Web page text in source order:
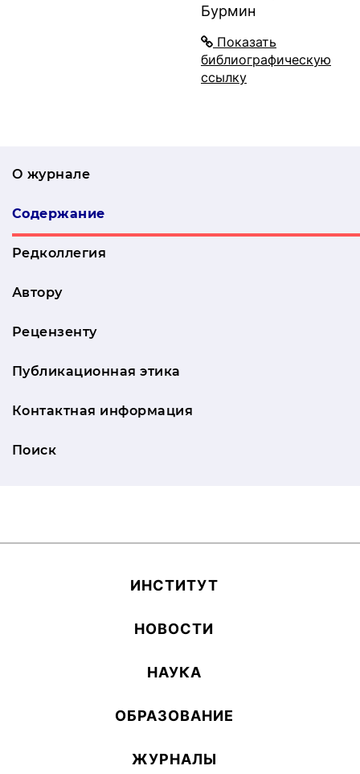
Бурмин
Показать
библиографическую
ссылку
О журнале
Содержание
Редколлегия
Автору
Рецензенту
Публикационная этика
Контактная информация
Поиск
ИН­СТИ­ТУТ
НОВОСТИ
НАУКА
ОБ­РА­ЗОВА­НИЕ
ЖУРНАЛЫ